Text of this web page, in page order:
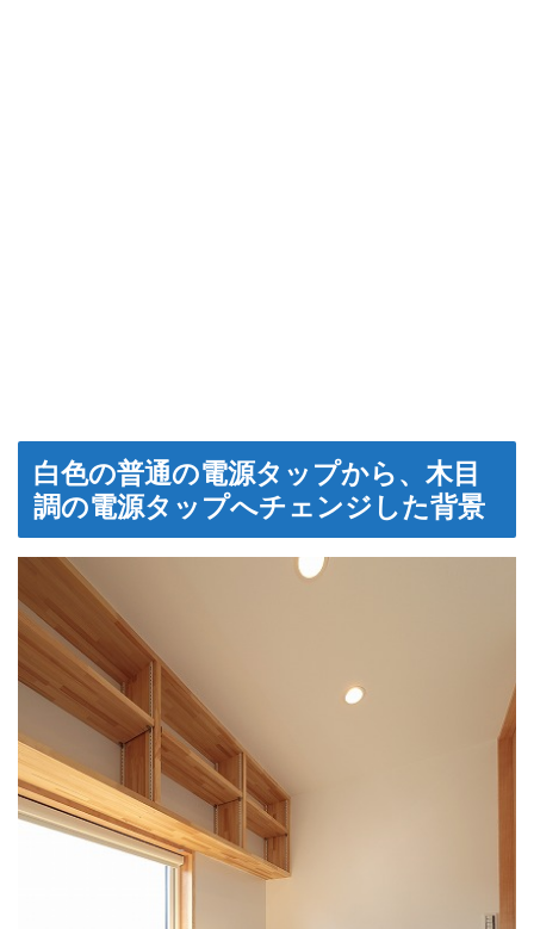
白色の普通の電源タップから、木目
調の電源タップへチェンジした背景